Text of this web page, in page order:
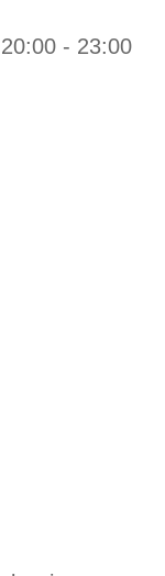
- 23:00